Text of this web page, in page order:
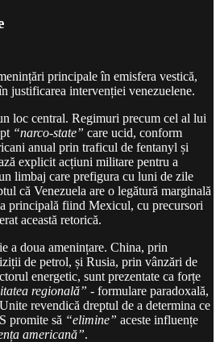
principale în emisfera vestică,
justificarea intervenției venezuelene.
loc central. Regimuri precum cel al lui
“narco-state” care ucid, conform
anual prin traficul de fentanyl și
explicit acțiuni militare pentru a
limbaj care prefigura cu luni de zile
că Venezuela are o legătură marginală
principală fiind Mexicul, cu precursori
această retorică.
a doua amenințare. China, prin
de petrol, și Rusia, prin vânzări de
energetic, sunt prezentate ca forțe
regională” - formulare paradoxală,
revendică dreptul de a determina ce
promite să “elimine” aceste influențe
americană”.